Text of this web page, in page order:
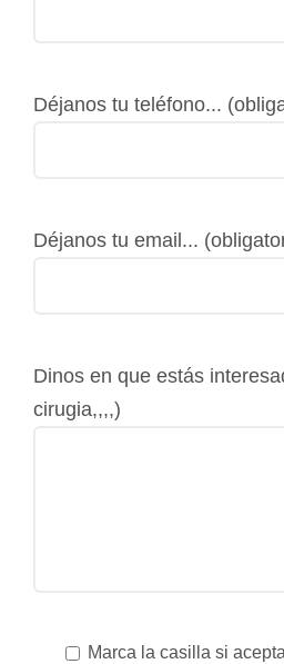
Déjanos tu teléfono...
Déjanos tu email...
Dinos en que estás
cirugia,,,,)
Marca la casilla si